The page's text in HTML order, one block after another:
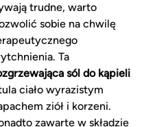
trudne, warto
sobie na chwilę
Ta
sól do kąpieli
ciało wyrazistym
ziół i korzeni.
zawarte w składzie